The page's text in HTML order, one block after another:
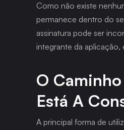
Como não existe
permanece dentro do
assinatura pode ser
integrante da aplicação,
O
Está A
A principal forma de